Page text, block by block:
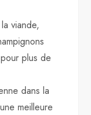
viande,
plus de
dans la
meilleure